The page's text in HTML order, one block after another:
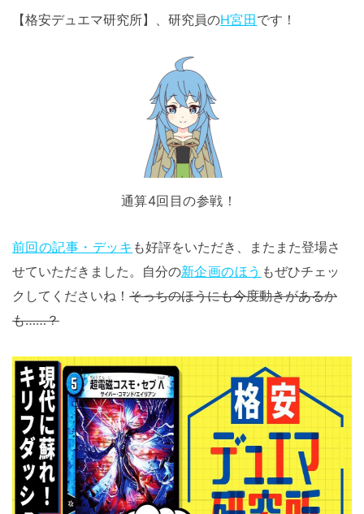
【格安デュエマ研究所】、研究員のH宮田です！
通算4回目の参戦！
前回の記事・デッキ も好評をいただき、またまた登場さ
せていただきました。自分の新企画のほう もぜひチェッ
クしてくださいね！ そっちのほうにも今度動きがあるか
も……？